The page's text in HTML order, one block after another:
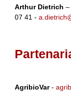
Arthur Dietrich –
07 41 -
AgribioVar-